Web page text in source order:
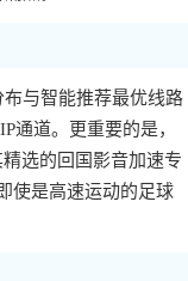
与智能推荐最优线路
通道。更重要的是，
选的回国影音加速专
使是高速运动的足球